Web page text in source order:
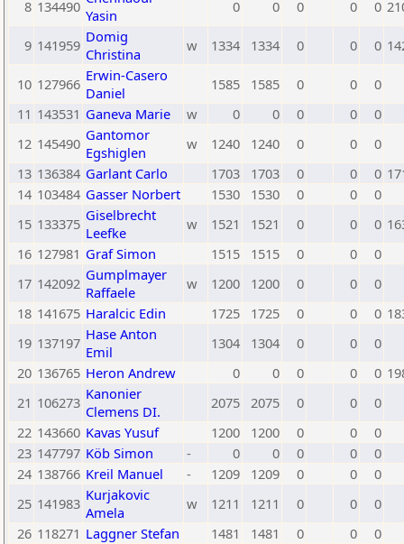
8 134490 Yasin
0 0 0 0 0
9 141959 Domig
Christina
w 1334 1334 0 0 0
10 127966 Erwin-Casero
Daniel
1585 1585 0 0
0
11 143531 Ganeva Marie w 0 0 0 0
0
12 145490 Gantomor
Egshiglen
w 1240 1240 0 0
0
13 136384 Garlant Carlo 1703 1703 0 0 0
14 103484 Gasser Norbert 1530 1530 0 0
0
15 133375 Giselbrecht
Leefke
w 1521 1521 0 0 0
16 127981 Graf Simon 1515 1515 0 0
0
17 142092 Gumplmayer
Raffaele
w 1200 1200 0 0
0
18 141675 Haralcic Edin 1725 1725 0 0 0
19 137197 Hase Anton
Emil
1304 1304 0 0
0
20 136765 Heron Andrew 0 0 0 0 0
21 106273 Kanonier
Clemens DI.
2075 2075 0 0
0
22 143660 Kavas Yusuf 1200 1200 0 0
0
23 147797 Köb Simon - 0 0 0 0
0
24 138766 Kreil Manuel - 1209 1209 0 0
0
25 141983 Kurjakovic
Amela
w 1211 1211 0 0
0
26 118271 Laggner Stefan 1481 1481 0 0
0